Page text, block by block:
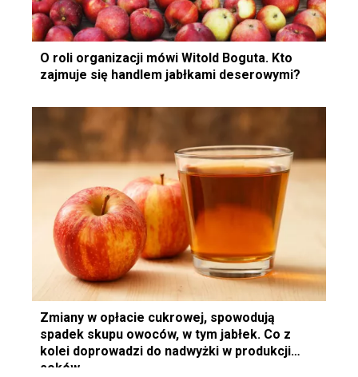
O roli organizacji mówi Witold Boguta. Kto
zajmuje się handlem jabłkami deserowymi?
Zmiany w opłacie cukrowej, spowodują
spadek skupu owoców, w tym jabłek. Co z
kolei doprowadzi do nadwyżki w produkcji
soków